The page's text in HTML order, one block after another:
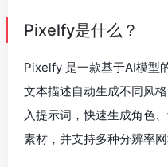
Pixelfy是什么？
Pixelfy 是一款基于AI模型
文本描述自动生成不同风
入提示词，快速生成角色
素材，并支持多种分辨率网